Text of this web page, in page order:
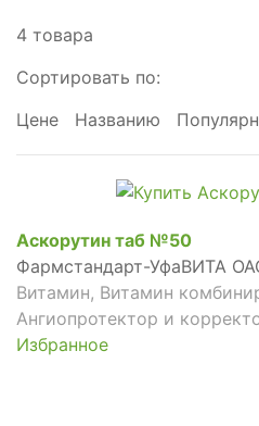
4 товара
Сортировать по:
Цене
Названию
Аскорутин таб №50
Фармстандарт-УфаВИТА
Витамин, Витамин
Ангиопротектор и
Избранное